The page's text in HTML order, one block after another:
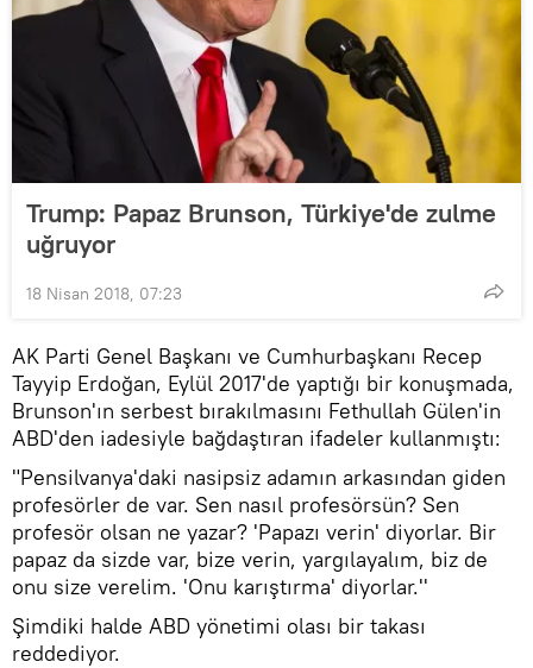
Trump: Papaz Brunson, Türkiye'de zulme
uğruyor
18 Nisan 2018, 07:23
AK Parti Genel Başkanı ve Cumhurbaşkanı Recep
Tayyip Erdoğan, Eylül 2017'de yaptığı bir konuşmada,
Brunson'ın serbest bırakılmasını Fethullah Gülen'in
ABD'den iadesiyle bağdaştıran ifadeler kullanmıştı:
"Pensilvanya'daki nasipsiz adamın arkasından giden
profesörler de var. Sen nasıl profesörsün? Sen
profesör olsan ne yazar? 'Papazı verin' diyorlar. Bir
papaz da sizde var, bize verin, yargılayalım, biz de
onu size verelim. 'Onu karıştırma' diyorlar.''
Şimdiki halde ABD yönetimi olası bir takası
reddediyor.